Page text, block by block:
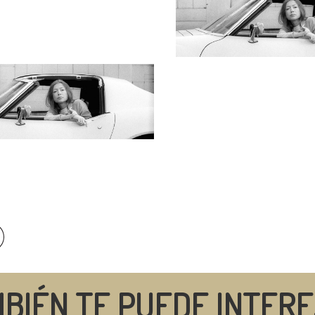
TE PUEDE